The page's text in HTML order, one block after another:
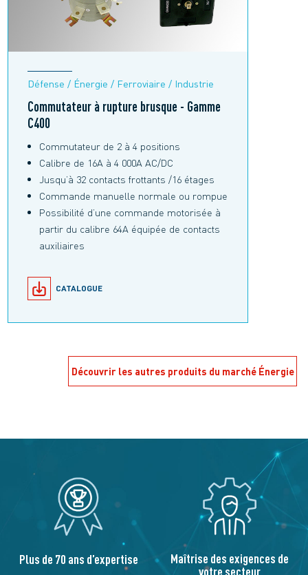
Défense / Énergie / Ferroviaire / Industrie
Commutateur à rupture brusque - Gamme
C400
Commutateur de 2 à 4 positions
Calibre de 16A à 4 000A AC/DC
Jusqu’à 32 contacts frottants /16 étages
Commande manuelle normale ou rompue
Possibilité d’une commande motorisée à
partir du calibre 64A équipée de contacts
auxiliaires
CATALOGUE
Découvrir les autres produits du marché Énergie
Plus de 70 ans d’expertise Maîtrise des exigences de
votre secteur